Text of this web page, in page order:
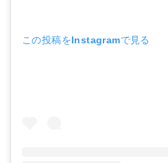
この投稿をInstagramで見る